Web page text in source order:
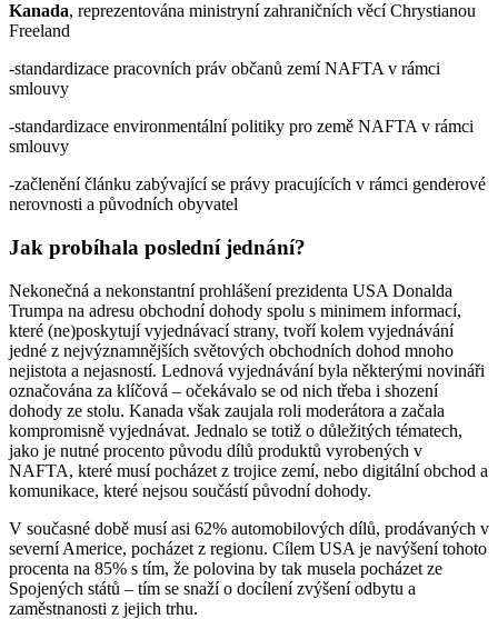
Kanada, reprezentována ministryní zahraničních věcí Chrystianou
Freeland
-standardizace pracovních práv občanů zemí NAFTA v rámci
smlouvy
-standardizace environmentální politiky pro země NAFTA v rámci
smlouvy
-začlenění článku zabývající se právy pracujících v rámci genderové
nerovnosti a původních obyvatel
Jak probíhala poslední jednání?
Nekonečná a nekonstantní prohlášení prezidenta USA Donalda
Trumpa na adresu obchodní dohody spolu s minimem informací,
které (ne)poskytují vyjednávací strany, tvoří kolem vyjednávání
jedné z nejvýznamnějších světových obchodních dohod mnoho
nejistota a nejasností. Lednová vyjednávání byla některými novináři
označována za klíčová – očekávalo se od nich třeba i shození
dohody ze stolu. Kanada však zaujala roli moderátora a začala
kompromisně vyjednávat. Jednalo se totiž o důležitých tématech,
jako je nutné procento původu dílů produktů vyrobených v
NAFTA, které musí pocházet z trojice zemí, nebo digitální obchod a
komunikace, které nejsou součástí původní dohody.
V současné době musí asi 62% automobilových dílů, prodávaných v
severní Americe, pocházet z regionu. Cílem USA je navýšení tohoto
procenta na 85% s tím, že polovina by tak musela pocházet ze
Spojených států – tím se snaží o docílení zvýšení odbytu a
zaměstnanosti z jejich trhu.